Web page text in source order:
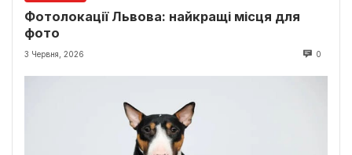
Фотолокації Львова: найкращі місця для
фото
3 Червня, 2026 0